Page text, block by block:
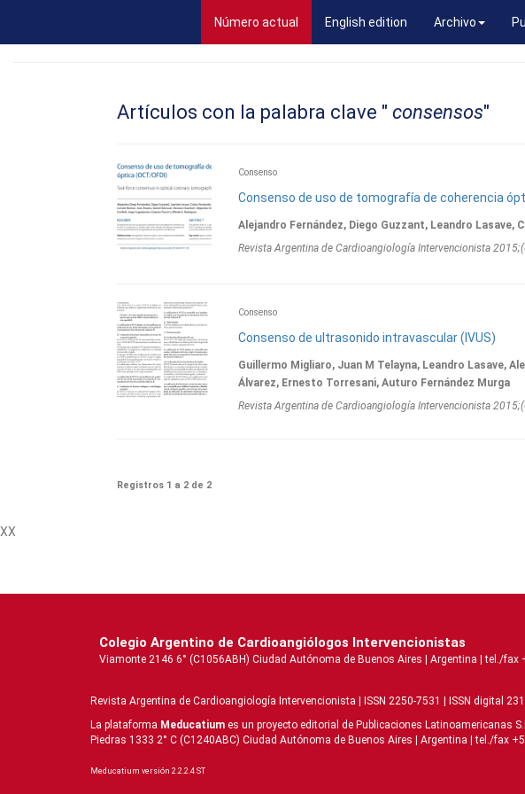
Número actual (current)English edition Archivo
Artículos con la palabra clave " consensos"
Consenso
Consenso de uso de tomografía de coherencia
Alejandro Fernández, Diego Guzzant, Leandro Lasave,
Revista Argentina de Cardioangiologí­a Intervencionista
Consenso
Consenso de ultrasonido intravascular (IVUS)
Guillermo Migliaro, Juan M Telayna, Leandro Lasave,
Álvarez, Ernesto Torresani, Auturo Fernández Murga
Revista Argentina de Cardioangiologí­a Intervencionista
Registros 1 a 2 de 2
XX
Colegio Argentino de Cardioangiólogos Intervencionistas
Viamonte 2146 6° (C1056ABH) Ciudad Autónoma de Buenos Aires | Argentina | tel./
Revista Argentina de Cardioangiologí­a Intervencionista | ISSN 2250-7531 | ISSN digital
La plataforma Meducatium es un proyecto editorial de Publicaciones Latinoamericanas
Piedras 1333 2° C (C1240ABC) Ciudad Autónoma de Buenos Aires | Argentina | tel./fax
Meducatium versión 2.2.2.4 ST